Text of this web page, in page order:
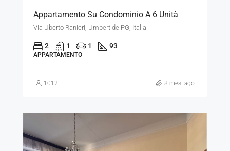
Appartamento Su Condominio A 6 Unità
Via Uberto Ranieri, Umbertide PG, Italia
2 1 1 93
APPARTAMENTO
1012 8 mesi ago